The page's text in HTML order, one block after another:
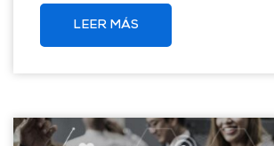
LEER MÁS